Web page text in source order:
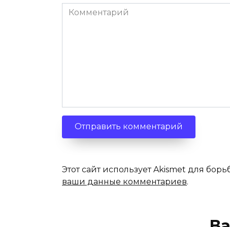
Комментарий
Этот сайт использует Akismet для
ваши данные комментариев.